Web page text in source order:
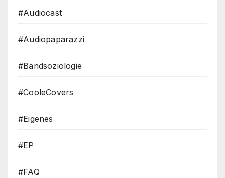
#Audiocast
#Audiopaparazzi
#Bandsoziologie
#CooleCovers
#Eigenes
#EP
#FAQ